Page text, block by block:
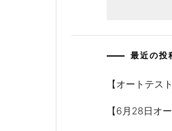
最近の投
【オートテス
【6月28日オ